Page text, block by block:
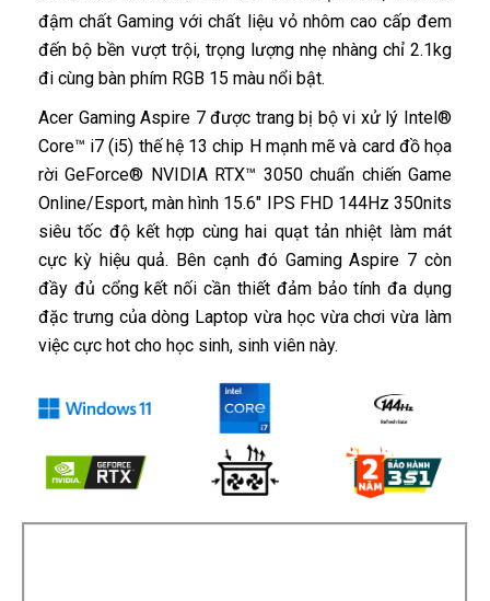
đậm chất Gaming với chất liệu vỏ nhôm cao cấp đem
đến bộ bền vượt trội, trọng lượng nhẹ nhàng chỉ 2.1kg
đi cùng bàn phím RGB 15 màu nổi bật.
Acer Gaming Aspire 7 được trang bị bộ vi xử lý Intel®
Core™ i7 (i5) thế hệ 13 chip H mạnh mẽ và card đồ họa
rời GeForce® NVIDIA RTX™ 3050 chuẩn chiến Game
Online/Esport, màn hình 15.6″ IPS FHD 144Hz 350nits
siêu tốc độ kết hợp cùng hai quạt tản nhiệt làm mát
cực kỳ hiệu quả. Bên cạnh đó Gaming Aspire 7 còn
đầy đủ cổng kết nối cần thiết đảm bảo tính đa dụng
đặc trưng của dòng Laptop vừa học vừa chơi vừa làm
việc cực hot cho học sinh, sinh viên này.